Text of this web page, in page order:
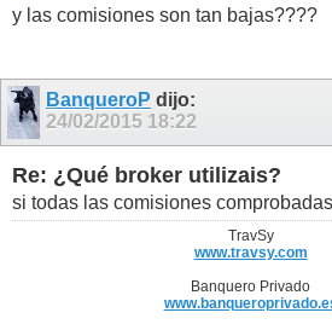
y las comisiones son tan bajas????
BanqueroP dijo:
24/02/2015 18:22
Re: ¿Qué broker utilizais?
si todas las comisiones
TravSy
www.travsy.com
Banquero Privado